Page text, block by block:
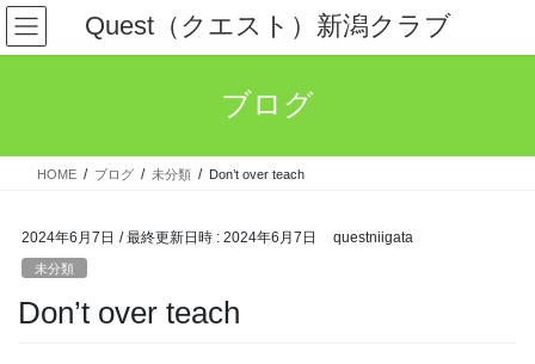
コ
ン
テ
ス
ナ
ビ
ゲ
ン
Quest（クエスト）新潟クラブ
ブログ
HOME ブログ 未分類 Don’t over teach
2024年6月7日 / 最終更新日時 : 2024年6月7日 questniigata
未分類
Don’t over teach